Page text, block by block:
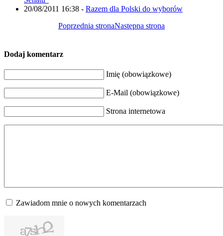
20/08/2011 16:38 - Razem dla Polski do wyborów
Poprzednia stronaNastępna strona
Dodaj komentarz
Imię (obowiązkowe)
E-Mail (obowiązkowe)
Strona internetowa
Zawiadom mnie o nowych komentarzach